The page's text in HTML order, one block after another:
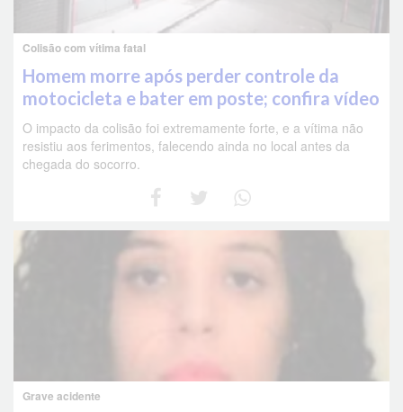
Colisão com vítima fatal
Homem morre após perder controle da
motocicleta e bater em poste; confira vídeo
O impacto da colisão foi extremamente forte, e a vítima não
resistiu aos ferimentos, falecendo ainda no local antes da
chegada do socorro.
Grave acidente